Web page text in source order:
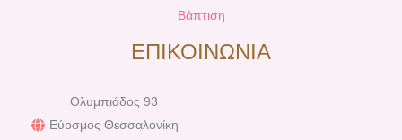
Βάπτιση
ΕΠΙΚΟΙΝΩΝΙΑ
Ολυμπιάδος 93
Εύοσμος Θεσσαλονίκη